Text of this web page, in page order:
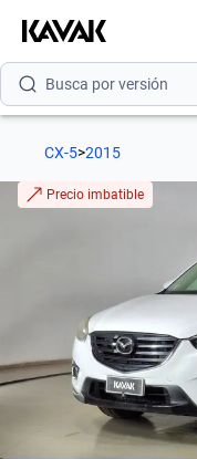
Busca por modelo
Busca por versión
Busca por marca
Busca por versión
Busca por año
CX-5>2015
Precio imbatible